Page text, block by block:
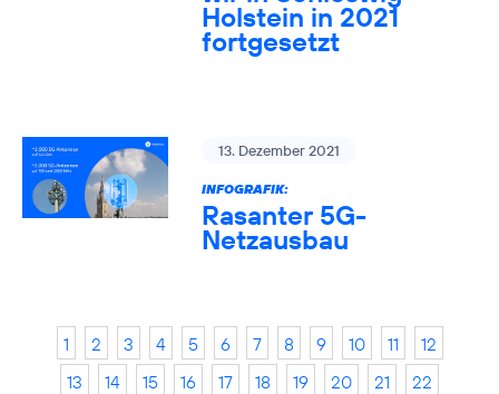
Holstein in 2021
fortgesetzt
13. Dezember 2021
INFOGRAFIK:
Rasanter 5G-
Netzausbau
1 2 3 4 5 6 7 8 9 10 11
12
13
14 15 16 17 18 19 20 21
22